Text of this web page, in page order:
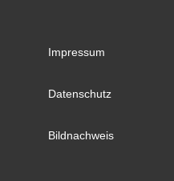
Impressum
Datenschutz
Bildnachweis